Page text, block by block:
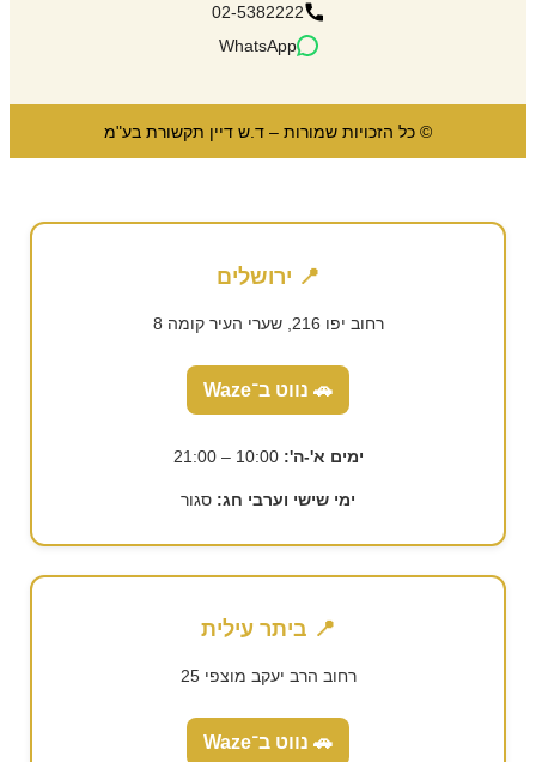
02-5382222
WhatsApp
© כל הזכויות שמורות – ד.ש דיין תקשורת בע"מ
📍 ירושלים
רחוב יפו 216, שערי העיר קומה 8
🚗 נווט ב־Waze
ימים א'-ה': 10:00 – 21:00
ימי שישי וערבי חג: סגור
📍 ביתר עילית
רחוב הרב יעקב מוצפי 25
🚗 נווט ב־Waze